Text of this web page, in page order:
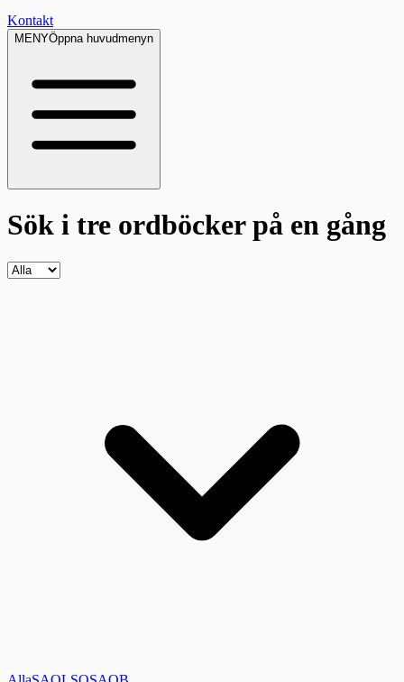
Kontakt
MENYÖppna huvudmenyn
Sök i tre ordböckerpå en gång